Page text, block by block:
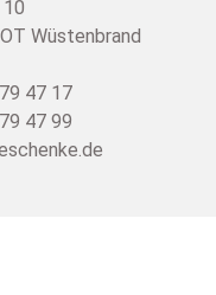
Wüstenbrand
47 17
47 99